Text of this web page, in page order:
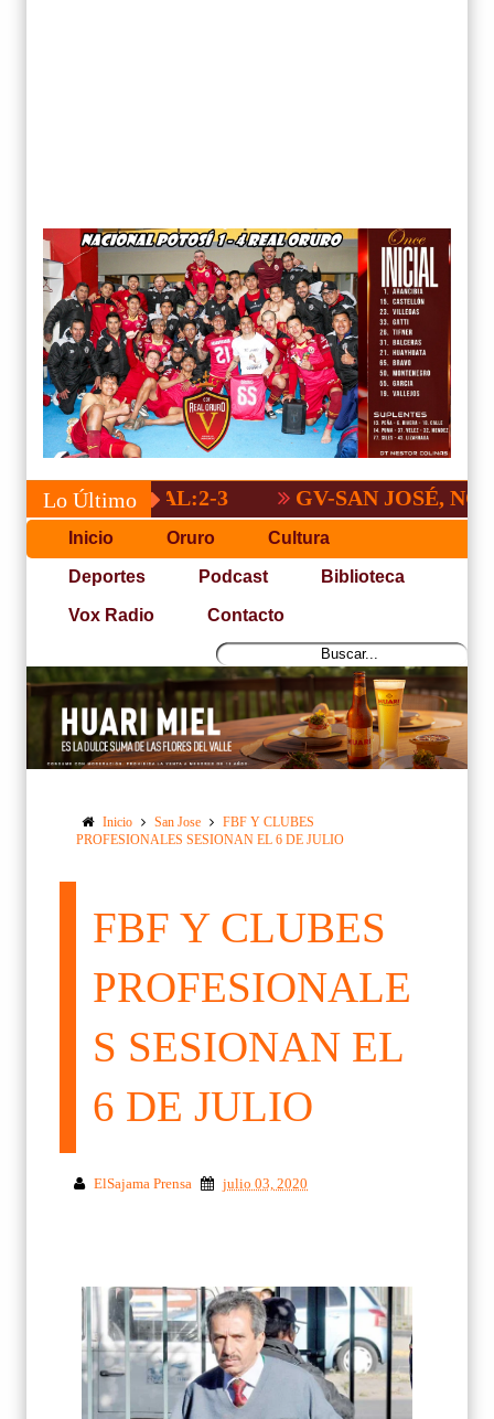
Lo Último
3 GV-SAN JOSÉ, NO PUDO
Inicio Oruro Cultura
Deportes Podcast Biblioteca
Vox Radio Contacto
Inicio San Jose
FBF Y CLUBES
PROFESIONALES SESIONAN EL 6 DE JULIO
FBF Y CLUBES
PROFESIONALE
S SESIONAN EL
6 DE JULIO
ElSajama Prensa julio 03, 2020